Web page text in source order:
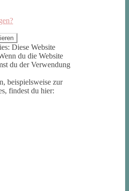
Diese Website
du die Website
du der Verwendung
beispielsweise zur
findest du hier: